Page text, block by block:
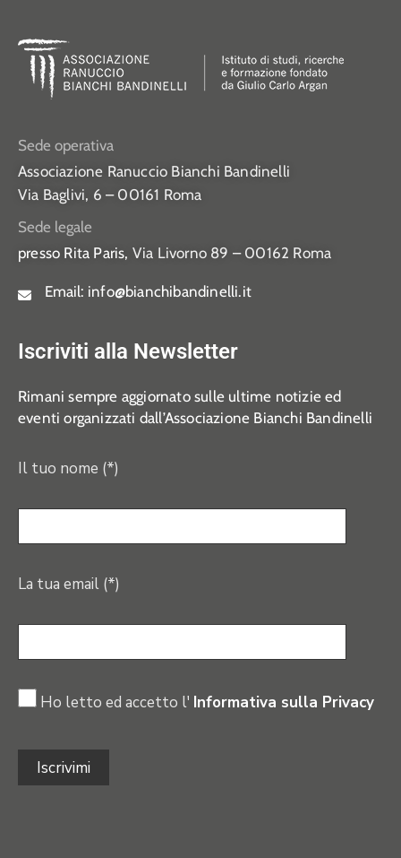
Sede operativa
Associazione Ranuccio Bianchi Bandinelli
Via Baglivi, 6 – 00161 Roma
Sede legale
presso Rita Paris, Via Livorno 89 – 00162 Roma
Email: info@bianchibandinelli.it
Iscriviti alla Newsletter
Rimani sempre aggiornato sulle ultime notizie ed
eventi organizzati dall’Associazione Bianchi Bandinelli
Il tuo nome (*)
La tua email (*)
Ho letto ed accetto l' Informativa sulla Privacy